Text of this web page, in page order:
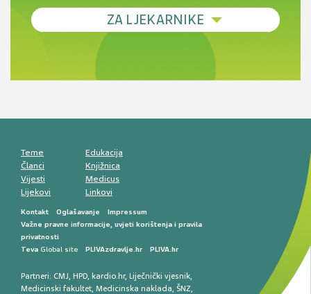
Debljina - od prevencije do personalizirane
Novi pogled na migrenu: komorbiditeti, spolne
razlike i nove terapije
smetnji do rane onkološke dijagnostike
ZA LJEKARNIKE
Antikoagulansi u ljekarničkoj praksi –
Teme
Članci
Vijesti
Lijekovi
Edukacija
Knjižnica
Medicus
Linkovi
Kontakt Oglašavanje
Impressum
Važne pravne informacije, uvjeti korištenja i pravila
privatnosti
Teva Global site PLIVAzdravlje.hr PLIVA.hr
Partneri: CMJ, HPD, kardio.hr, Liječnički vjesnik,
Medicinski fakultet, Medicinska naklada, ŠNZ,